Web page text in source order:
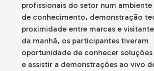
profissionais do setor num
de conhecimento, demonstração
proximidade entre marcas e
da manhã, os participantes tiveram
oportunidade de conhecer
e assistir a demonstrações ao vivo